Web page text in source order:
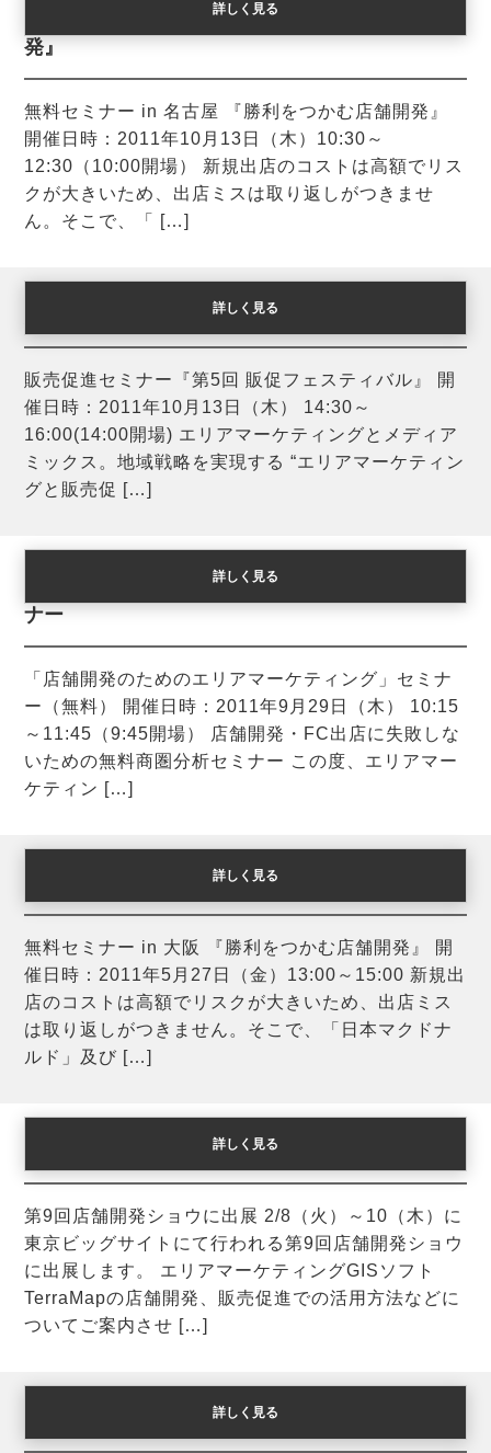
詳しく見る
無料セミナー in 名古屋 『勝利をつかむ店舗開
発』
無料セミナー in 名古屋 『勝利をつかむ店舗開発』
開催日時：2011年10月13日（木）10:30～
12:30（10:00開場） 新規出店のコストは高額でリス
クが大きいため、出店ミスは取り返しがつきませ
ん。そこで、「 […]
詳しく見る
販売促進セミナー『第5回 販促フェスティバル』
販売促進セミナー『第5回 販促フェスティバル』 開
催日時：2011年10月13日（木） 14:30～
16:00(14:00開場) エリアマーケティングとメディア
ミックス。地域戦略を実現する “エリアマーケティン
グと販売促 […]
詳しく見る
「店舗開発のためのエリアマーケティング」セミ
ナー
「店舗開発のためのエリアマーケティング」セミナ
ー（無料） 開催日時：2011年9月29日（木） 10:15
～11:45（9:45開場） 店舗開発・FC出店に失敗しな
いための無料商圏分析セミナー この度、エリアマー
ケティン […]
詳しく見る
無料セミナー in 大阪 『勝利をつかむ店舗開発』
無料セミナー in 大阪 『勝利をつかむ店舗開発』 開
催日時：2011年5月27日（金）13:00～15:00 新規出
店のコストは高額でリスクが大きいため、出店ミス
は取り返しがつきません。そこで、「日本マクドナ
ルド」及び […]
詳しく見る
第9回店舗開発ショウに出展
第9回店舗開発ショウに出展 2/8（火）～10（木）に
東京ビッグサイトにて行われる第9回店舗開発ショウ
に出展します。 エリアマーケティングGISソフト
TerraMapの店舗開発、販売促進での活用方法などに
ついてご案内させ […]
詳しく見る
第4回ダイレクトマーケティングEXPOに出展